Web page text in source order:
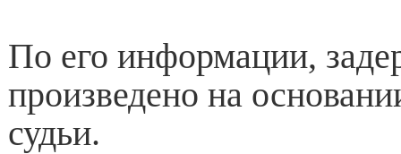
По его информации,
произведено на
судьи.